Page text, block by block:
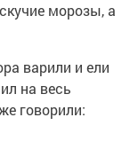
морозы, а
варили и ели
на весь
говорили: